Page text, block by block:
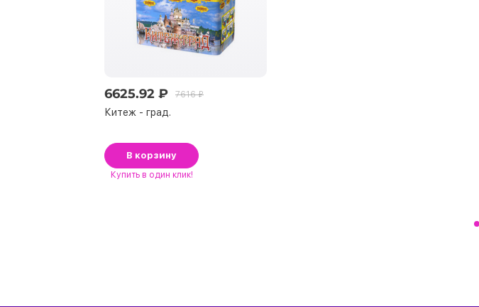
6625.92 ₽ 7616 ₽
Китеж - град.
В корзину
Купить в один клик!